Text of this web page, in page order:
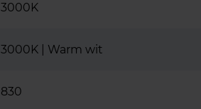
3000K
3000K | Warm wit
830